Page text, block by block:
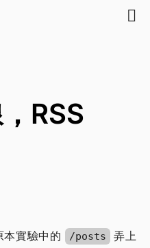
RSS
本實驗中的 /posts
弄上